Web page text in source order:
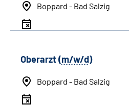
Boppard - Bad Salzig
Oberarzt (m/w/d)
Boppard - Bad Salzig